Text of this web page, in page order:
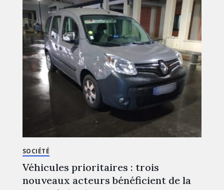
SOCIÉTÉ
Véhicules prioritaires : trois
nouveaux acteurs bénéficient de la